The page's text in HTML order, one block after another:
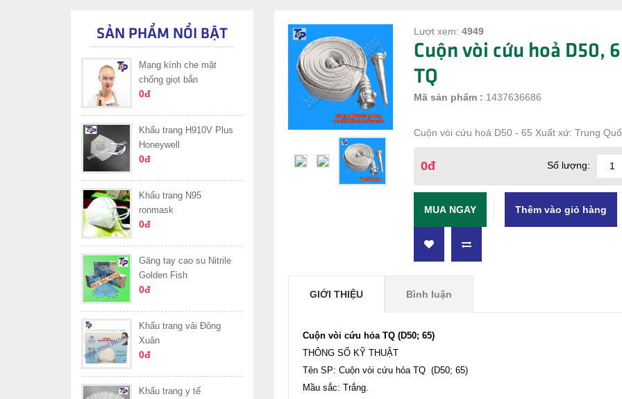
SẢN PHẨM NỔI BẬT
Mạng kính che mặt
chống giọt bắn
0đ
Khẩu trang H910V Plus
Honeywell
0đ
Khẩu trang N95
ronmask
0đ
Găng tay cao su Nitrile
Golden Fish
0đ
Khẩu trang vải Đông
Xuân
0đ
Khẩu trang y tế
Lượt xem:4949
Cuộn vòi cứu hoả D50,
TQ
Mã sản phẩm : 1437636686
Cuộn vòi cứu hoả D50 - 65 Xuất xứ: Trung
0đ Số lượng:
MUA NGAY
GIỚI THIỆU Bình luận
Cuộn vòi cứu hỏa TQ (D50; 65)
THÔNG SỐ KỸ THUẬT
Tên SP: Cuộn vòi cứu hỏa TQ (D50; 65)
Mầu sắc: Trắng.